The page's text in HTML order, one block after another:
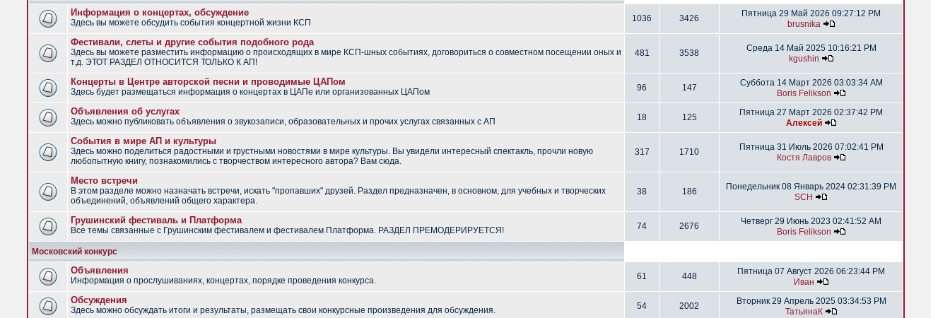
Информация о концертах, обсуждение
Здесь вы можете обсудить события концертной жизни КСП 1036 3426
Пятница 29 Май 2026 09:27:12 PM
brusnika
Фестивали, слеты и другие события подобного рода
Здесь вы можете разместить информацию о происходящих в мире КСП-шных событиях, договориться о совместном посещении оных и
т.д. ЭТОТ РАЗДЕЛ ОТНОСИТСЯ ТОЛЬКО К АП!
481 3538
Среда 14 Май 2025 10:16:21 PM
kgushin
Концерты в Центре авторской песни и проводимые ЦАПом
Здесь будет размещаться информация о концертах в ЦАПе или организованных ЦАПом 96 147
Суббота 14 Март 2026 03:03:34 AM
Boris Felikson
Объявления об услугах
Здесь можно публиковать объявления о звукозаписи, образовательных и прочих услугах связанных с АП 18 125
Пятница 27 Март 2026 02:37:42 PM
Алексей
События в мире АП и культуры
Здесь можно поделиться радостными и грустными новостями в мире культуры. Вы увидели интересный спектакль, прочли новую
любопытную книгу, познакомились с творчеством интересного автора? Вам сюда.
317 1710
Пятница 31 Июль 2026 07:02:41 PM
Костя Лавров
Место встречи
В этом разделе можно назначать встречи, искать "пропавших" друзей. Раздел предназначен, в основном, для учебных и творческих
объединений, объявлений общего характера.
38 186
Понедельник 08 Январь 2024 02:31:39 PM
SCH
Грушинский фестиваль и Платформа
Все темы связанные с Грушинским фестивалем и фестивалем Платформа. РАЗДЕЛ ПРЕМОДЕРИРУЕТСЯ! 74 2676
Четверг 29 Июнь 2023 02:41:52 AM
Boris Felikson
Московский конкурс
Объявления
Информация о прослушиваниях, концертах, порядке проведения конкурса. 61 448
Пятница 07 Август 2026 06:23:44 PM
Иван
Обсуждения
Здесь можно обсуждать итоги и результаты, размещать свои конкурсные произведения для обсуждения. 54 2002
Вторник 29 Апрель 2025 03:34:53 PM
ТатьянаК